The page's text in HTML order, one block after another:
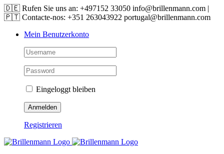
Skip
to
🇩🇪 Rufen Sie uns an: +497152 33050 info@brillenmann.com |
🇵🇹 Contacte-nos: +351 263043922 portugal@brillenmann.com
Mein Benutzerkonto
Eingeloggt bleiben
Registrieren